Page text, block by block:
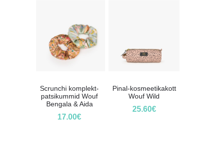
Scrunchi komplekt-
patsikummid Wouf
Bengala & Aida
17.00€
Pinal-kosmeetikakott
Wouf Wild
25.60€